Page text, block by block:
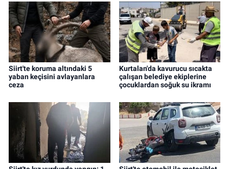
Siirt'te koruma altındaki 5
yaban keçisini avlayanlara
ceza
Kurtalan'da kavurucu sıcakta
çalışan belediye ekiplerine
çocuklardan soğuk su ikramı